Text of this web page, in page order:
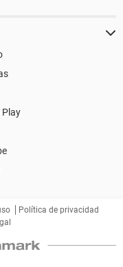
Play
Política de privacidad